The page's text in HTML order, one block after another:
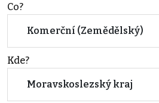
Co?
Komerční (Zemědělský)
Kde?
Moravskoslezský kraj